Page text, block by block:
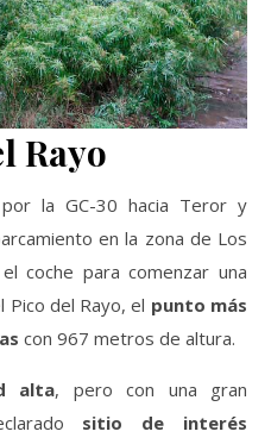
Rayo
la GC-30 hacia Teror y
en la zona de Los
coche para comenzar una
Pico del Rayo, el punto más
con 967 metros de altura.
alta, pero con una gran
sitio de interés